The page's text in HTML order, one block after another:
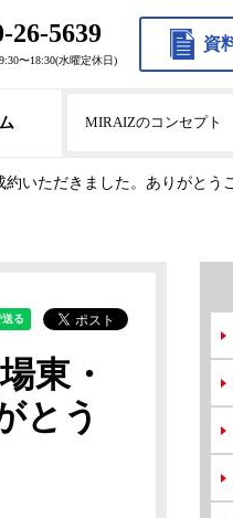
26-5639
〜18:30(水曜定休日)
資
MIRAIZのコンセプト
いただきました。ありがとう
東・
とう